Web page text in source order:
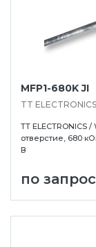
MFP1-680K JI
TT
TT ELECTRONICS
отверстие, 680
В
по